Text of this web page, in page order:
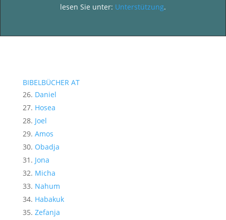
lesen Sie unter: Unterstützung.
BIBELBÜCHER AT
Daniel
Hosea
Joel
Amos
Obadja
Jona
Micha
Nahum
Habakuk
Zefanja